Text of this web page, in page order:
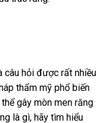
câu hỏi được rất nhiều
thẩm mỹ phổ biến
gây mòn men răng
là gì, hãy tìm hiểu